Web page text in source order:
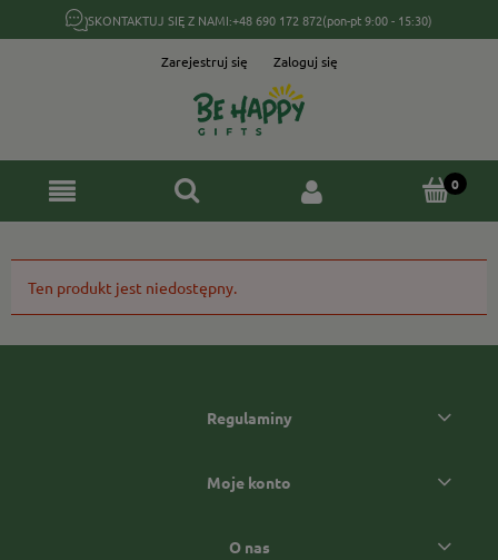
SKONTAKTUJ SIĘ Z NAMI:+48 690 172 872(pon-pt 9:00 - 15:30)
Zarejestruj się Zaloguj się
Ten produkt jest niedostępny.
Regulaminy
Moje konto
O nas